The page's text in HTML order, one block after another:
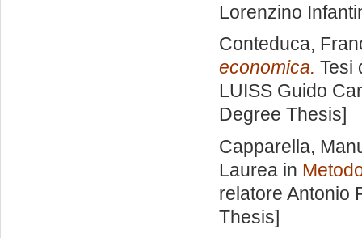
Lorenzino
Conteduca,
economica. Tesi
LUISS Guido
Degree Thesis]
Capparella,
Laurea in
relatore Antonio
Thesis]